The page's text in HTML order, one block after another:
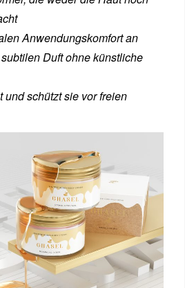
Anwendungskomfort an
Duft ohne künstliche
und schützt sie vor freien